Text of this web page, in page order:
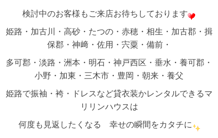
検討中のお客様もご来店お待ちしております
姫路・加古川・高砂・たつの・赤穂・相生・加古郡・揖
保郡・神﨑・佐用・宍粟・備前・
多可郡・淡路・洲本・明石・神戸西区・垂水・養可郡・
小野・加東・三木市・豊岡・朝来・養父
姫路で振袖・袴・ドレスなど貸衣装かレンタルできるマ
リリンハウスは
何度も見返したくなる 幸せの瞬間をカタチに